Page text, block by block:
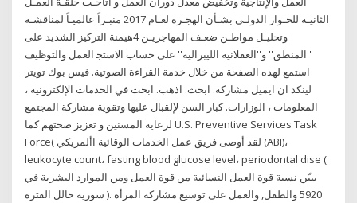
اﻟﺜﺎﻧﻴـﺔ ﻟﻠﺤـﻮار اﻟﺪوﻟـﻲ ﺑﺸـﺄن اﻟﻬﺠـﺮة ﻟﻌـﺎم 2017 ﻣﻨﺒـﺮاً ﻋﺎﻟﻤﻴـﺎً ﻟﻤﻨﺎﻗﺸـﺔ
وﺗﺤﻠﻴـﻞ ﻣﻮاﻃـﻦ ﺿﻌـﻒ اﻟﻤﻬﺎﺟﺮﻳـﻦ 4ﻫﻴﻤﻨﺔ اﻟﺘﺮﻛﻴﺰ اﻟﺸﺪﻳﺪ ﻋﻠﻰ
''اﻟﻤﻨﻄﻖ'' و''اﻟﻌﻘﻼﻧﻴﺔ اﻟﻠﻴﺒﺮاﻟﻴﺔ'' ﻋﻠﻰ ﺣﺴﺎب اﻻﺳﺘﺠ العمل والتوظيف
استمع لهذه الصفحة من خلال خدمة القراءة الصوتية. فيس بوك تويتر
لينكد ان ايميل مشاركة. ابحث. اذهب. ابحث في الخدمات الإلكترونية ،
المعلومات ، الوزارات. كبار السن لإلقبال عليها وتقوية مشاركة المجتمع
لرعاية المسنين و تعزيز صحتهم كما U.S. Preventive Services Task
Force( لقد أوصى فريق عمل الخدمات الوقائية األمريكي (ABI)،
leukocyte count، fasting blood glucose level، periodontal dise (
يبيّن نسبة قوة العمل النسائية من قوة العمل ومن الموارد البشرية في
سورية خالل الفترة ). 5920 والطفل, والعمل على توسيع مشاركة المرأة